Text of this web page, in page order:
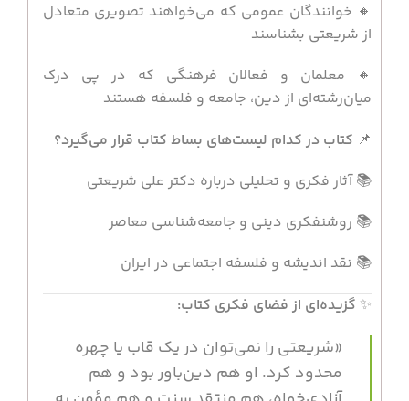
🔸 خوانندگان عمومی که می‌خواهند تصویری متعادل
از شریعتی بشناسند
🔸 معلمان و فعالان فرهنگی که در پی درک
میان‌رشته‌ای از دین، جامعه و فلسفه هستند
📌 کتاب در کدام لیست‌های بساط کتاب قرار می‌گیرد؟
📚 آثار فکری و تحلیلی درباره دکتر علی شریعتی
📚 روشنفکری دینی و جامعه‌شناسی معاصر
📚 نقد اندیشه و فلسفه اجتماعی در ایران
✨ گزیده‌ای از فضای فکری کتاب:
«شریعتی را نمی‌توان در یک قاب یا چهره
محدود کرد. او هم دین‌باور بود و هم